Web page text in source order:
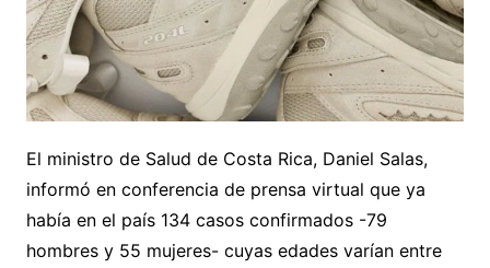
El ministro de Salud de Costa Rica, Daniel Salas,
informó en conferencia de prensa virtual que ya
había en el país 134 casos confirmados -79
hombres y 55 mujeres- cuyas edades varían entre